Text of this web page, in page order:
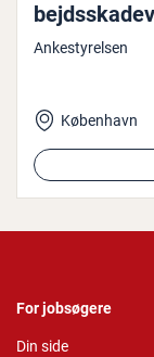
Ankestyrelsen
København
For jobsøgere
Din side